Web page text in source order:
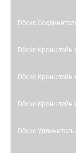
Döcke
Döcke
Döcke
Döcke Кронштейн
Döcke